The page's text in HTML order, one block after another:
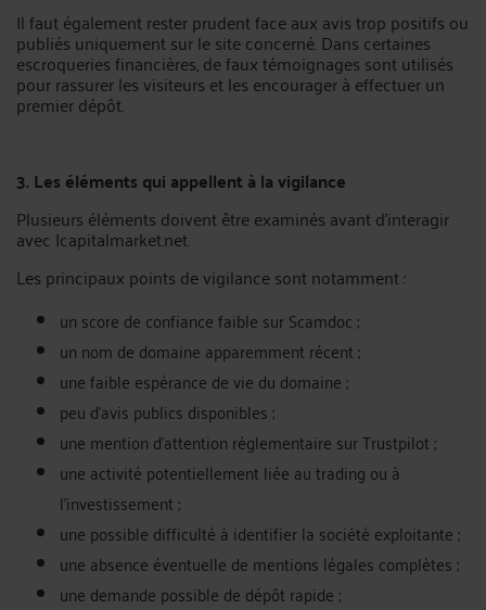
Il faut également rester prudent face aux avis trop positifs ou
publiés uniquement sur le site concerné. Dans certaines
escroqueries financières, de faux témoignages sont utilisés
pour rassurer les visiteurs et les encourager à effectuer un
premier dépôt.
3. Les éléments qui appellent à la vigilance
Plusieurs éléments doivent être examinés avant d’interagir
avec Icapitalmarket.net.
Les principaux points de vigilance sont notamment :
un score de confiance faible sur Scamdoc ;
un nom de domaine apparemment récent ;
une faible espérance de vie du domaine ;
peu d’avis publics disponibles ;
une mention d’attention réglementaire sur Trustpilot ;
une activité potentiellement liée au trading ou à
l’investissement ;
une possible difficulté à identifier la société exploitante ;
une absence éventuelle de mentions légales complètes ;
une demande possible de dépôt rapide ;